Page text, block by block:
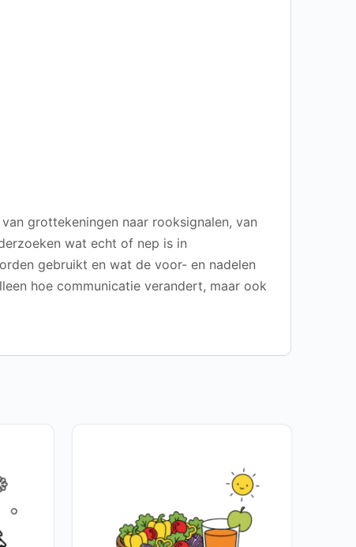
grottekeningen naar rooksignalen, van
wat echt of nep is in
gebruikt en wat de voor- en nadelen
hoe communicatie verandert, maar ook